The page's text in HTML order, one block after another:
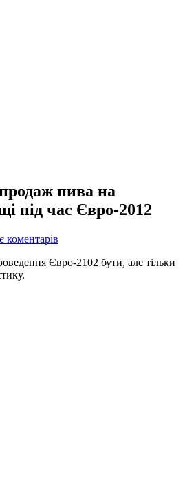
пива на
під час Євро-2012
коментарів
Євро-2102 бути, але тільки